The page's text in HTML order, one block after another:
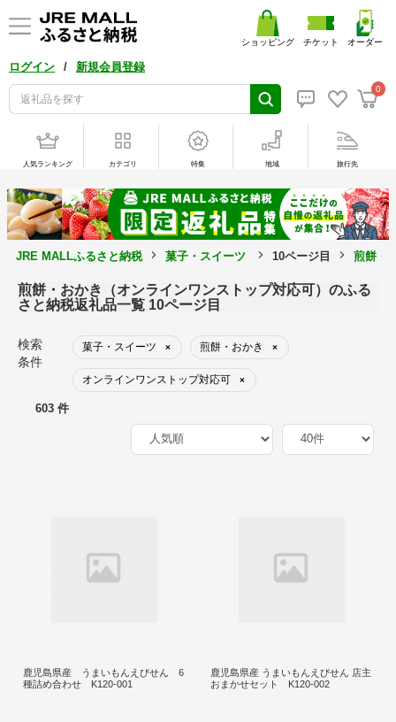
ログイン / 新規会員登録
0
ショッピング チケット オーダー
人気ランキング カテゴリ 特集 地域 旅行先
JRE MALLふるさと納税 菓子・スイーツ 10ページ目 煎餅・
煎餅・おかき（オンラインワンストップ対応可）のふる
さと納税返礼品一覧 10ページ目
検索
条件
菓子・スイーツ × 煎餅・おかき ×
オンラインワンストップ対応可 ×
603 件
鹿児島県産 うまいもんえびせん 6
種詰め合わせ K120-001
鹿児島県産 うまいもんえびせん 店主
おまかせセット K120-002